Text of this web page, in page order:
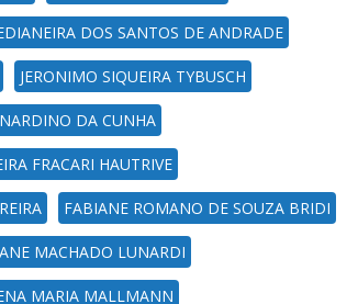
DOS SANTOS DE ANDRADE
JERONIMO SIQUEIRA TYBUSCH
DA CUNHA
FRACARI HAUTRIVE
FABIANE ROMANO DE SOUZA BRIDI
MACHADO LUNARDI
MARIA MALLMANN